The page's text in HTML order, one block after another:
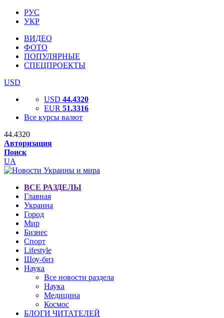
РУС
УКР
ВИДЕО
ФОТО
ПОПУЛЯРНЫЕ
СПЕЦПРОЕКТЫ
USD
USD 44.4320
EUR 51.3316
Все курсы валют
44.4320
Авторизация
Поиск
UA
ВСЕ РАЗДЕЛЫ
Главная
Украина
Город
Мир
Бизнес
Спорт
Lifestyle
Шоу-биз
Наука
Все новости раздела
Наука
Медицина
Космос
БЛОГИ ЧИТАТЕЛЕЙ